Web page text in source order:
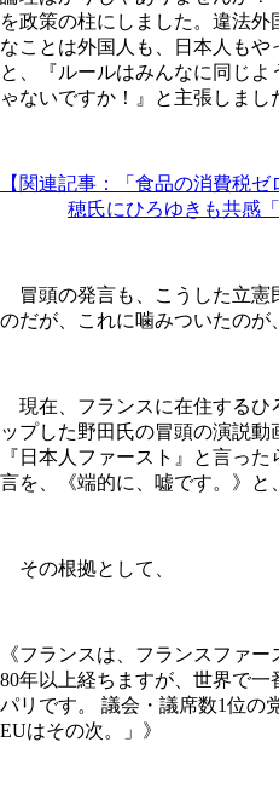
を政策の柱にしました。違法
なことは外国人も、日本人も
と、『ルールはみんなに同じ
ゃないですか！』と主張しまし
【関連記事：「食品の消費税
穂氏にひろゆきも共感
冒頭の発言も、こうした立憲
のだが、これに噛みついたのが
現在、フランスに在住するひ
ップした野田氏の冒頭の演説
『日本人ファースト』と言っ
言を、《端的に、嘘です。》と
その根拠として、
《フランスは、フランスファー
80年以上経ちますが、世界で一
パリです。 議会・議席数1位の
EUはその次。」》